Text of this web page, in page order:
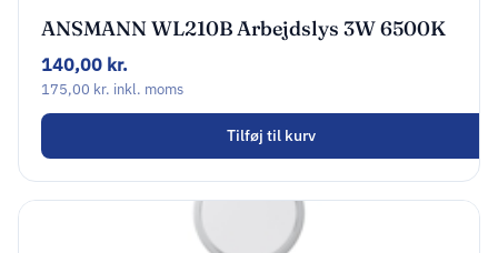
ANSMANN WL210B Arbejdslys 3W 6500K
140,00 kr.
175,00 kr. inkl. moms
Tilføj til kurv